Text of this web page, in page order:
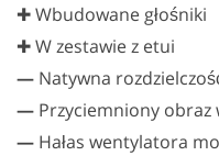
✚ Wbudowane głośniki
✚ W zestawie z etui
— Natywna
— Przyciemniony obraz
— Hałas wentylatora